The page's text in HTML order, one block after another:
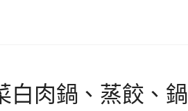
白肉鍋、蒸餃、鍋